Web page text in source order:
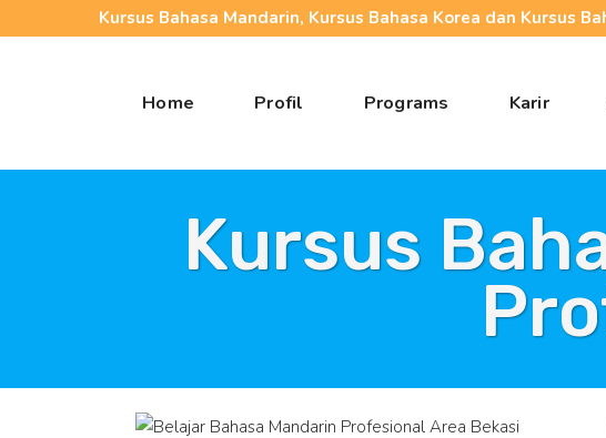
Kursus Bahasa Mandarin, Kursus Bahasa Korea dan Kursus
Home Profil Programs Karir
Kursus